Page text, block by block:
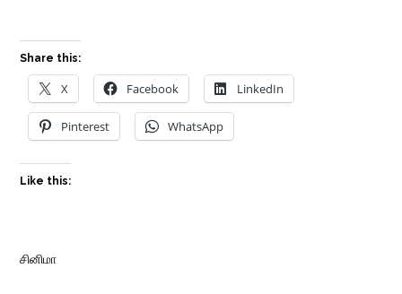
Share this:
X Facebook LinkedIn
Pinterest WhatsApp
Like this:
சினிமா